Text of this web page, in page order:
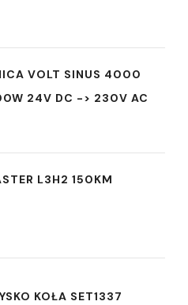
VOLT SINUS 4000
24V DC -> 230V AC
L3H2 150KM
KOŁA SET1337